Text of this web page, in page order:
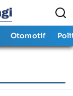
Otomotif